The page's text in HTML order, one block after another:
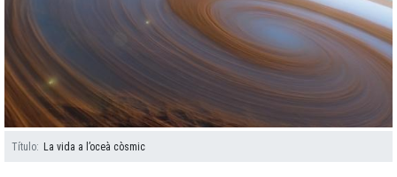
Título La vida a l’oceà còsmic